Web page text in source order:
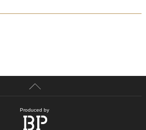
Produced by